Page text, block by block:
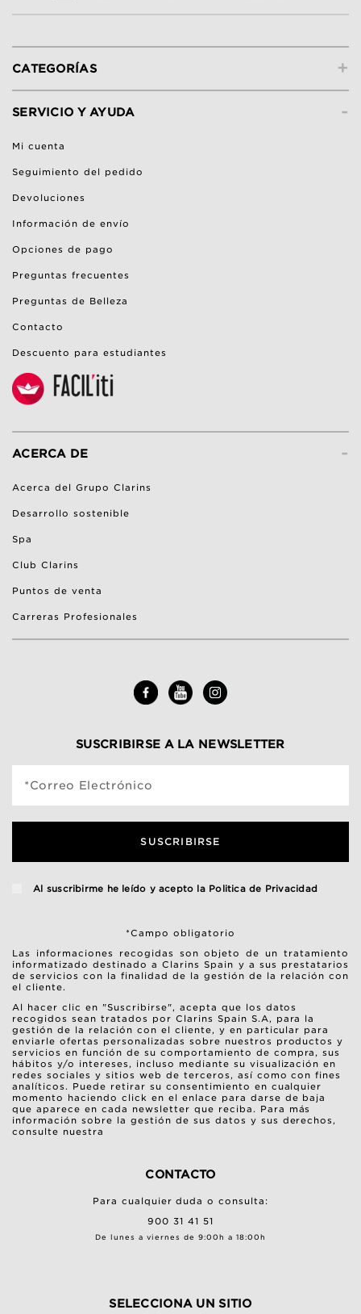
+
CATEGORÍAS
-
SERVICIO Y AYUDA
Mi cuenta
Seguimiento del pedido
Devoluciones
Información de envío
Opciones de pago
Preguntas frecuentes
Preguntas de Belleza
Contacto
Descuento para estudiantes
-
ACERCA DE
Acerca del Grupo Clarins
Desarrollo sostenible
Spa
Club Clarins
Puntos de venta
Carreras Profesionales
SUSCRIBIRSE A LA NEWSLETTER
*Correo Electrónico
SUSCRIBIRSE
Al suscribirme he leído y acepto la Politica de Privacidad
*Campo obligatorio
Las informaciones recogidas son objeto de un tratamiento
informatizado destinado a Clarins Spain y a sus prestatarios
de servicios con la finalidad de la gestión de la relación con
el cliente.
Al hacer clic en "Suscribirse", acepta que los datos
recogidos sean tratados por Clarins Spain S.A, para la
gestión de la relación con el cliente, y en particular para
enviarle ofertas personalizadas sobre nuestros productos y
servicios en función de su comportamiento de compra, sus
hábitos y/o intereses, incluso mediante su visualización en
redes sociales y sitios web de terceros, así como con fines
analíticos. Puede retirar su consentimiento en cualquier
momento haciendo click en el enlace para darse de baja
que aparece en cada newsletter que reciba. Para más
información sobre la gestión de sus datos y sus derechos,
consulte nuestra
CONTACTO
Para cualquier duda o consulta:
900 31 41 51
De lunes a viernes de 9:00h a 18:00h
SELECCIONA UN SITIO